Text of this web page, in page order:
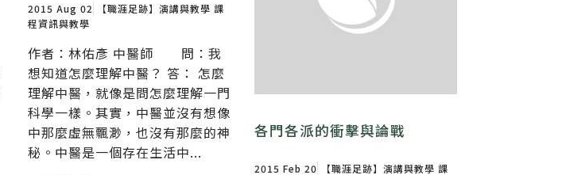
2015 Aug 02 【職涯足跡】演講與教學 課
程資訊與教學
作者：林佑彥 中醫師 問：我
想知道怎麼理解中醫？ 答： 怎麼
理解中醫，就像是問怎麼理解一門
科學一樣。其實，中醫並沒有想像
中那麼虛無飄渺，也沒有那麼的神
秘。中醫是一個存在生活中...
各門各派的衝擊與論戰
2015 Feb 20 【職涯足跡】演講與教學 課